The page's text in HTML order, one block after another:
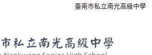
臺南市私立南光高級中學